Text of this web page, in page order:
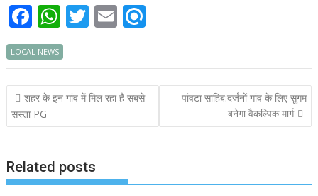
F
ac
e
b
o
o
W
h
at
s
A
p
T
itt
er
E
ai
l
i
n
LOCAL NEWS
Post
navigation
शहर के इन गांव में मिल रहा है सबसे
सस्ता PG
पांवटा साहिब:दर्जनों गांव के लिए सुगम
बनेगा वैकल्पिक मार्ग
Related posts